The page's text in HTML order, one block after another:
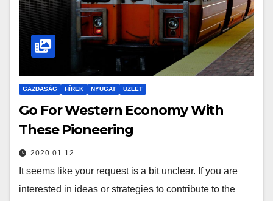
GAZDASÁG HÍREK NYUGAT ÜZLET
Go For Western Economy With
These Pioneering
2020.01.12.
It seems like your request is a bit unclear. If you are
interested in ideas or strategies to contribute to the